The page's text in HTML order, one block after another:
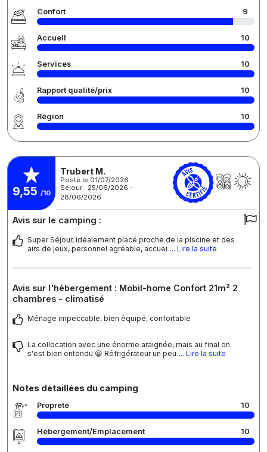
Confort 9
Accueil 10
Services 10
Rapport qualité/prix 10
Région 10
9,55 /10
Trubert M.
Posté le 01/07/2026
Séjour : 25/06/2026 -
28/06/2026
Avis sur le camping :
Super Séjour, idéalement placé proche de la piscine et des
airs de jeux, personnel agréable, accuei ... Lire la suite
Avis sur l'hébergement : Mobil-home Confort 21m² 2
chambres - climatisé
Ménage impeccable, bien équipé, confortable
La collocation avec une énorme araignée, mais au final on
s'est bien entendu 😀 Réfrigérateur un peu ... Lire la suite
Notes détaillées du camping
Propreté 10
Hébergement/Emplacement 10